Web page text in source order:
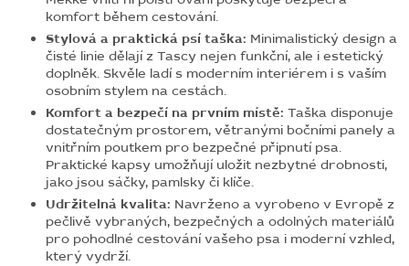
komfort během cestování.
Stylová a praktická psí taška: Minimalistický design a
čisté linie dělají z Tascy nejen funkční, ale i estetický
doplněk. Skvěle ladí s moderním interiérem i s vaším
osobním stylem na cestách.
Komfort a bezpečí na prvním místě: Taška disponuje
dostatečným prostorem, větranými bočními panely a
vnitřním poutkem pro bezpečné připnutí psa.
Praktické kapsy umožňují uložit nezbytné drobnosti,
jako jsou sáčky, pamlsky či klíče.
Udržitelná kvalita: Navrženo a vyrobeno v Evropě z
pečlivě vybraných, bezpečných a odolných materiálů
pro pohodlné cestování vašeho psa i moderní vzhled,
který vydrží.